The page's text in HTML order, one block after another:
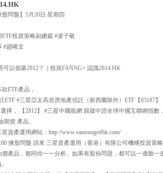
股問盤】5月20日 星期四
投資策略副總裁 #凌子敬
#趙晞文
可以低吸2812？｜投資FANNG+ 認識2814.HK
ETF產品，
ETF #三星亞太高息房地產信託（新西蘭除外）ETF【03187】
擇， 【2812】 #三星中國龍網 跟蹤中證全球中國互聯網指
期貨 產品。
資產運用網站：http://www.samsungetfhk.com/
揀股問盤 請來 三星資產運用（香港）有限公司機構投資策
產品，都同你一一分析。如果有股份問題，都可以一邊聽